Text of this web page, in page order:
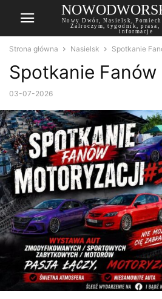
Nowy Dwór, Nasielsk,
Zalroczym, tygodnik, prasa,
informacje
Strona główna Nasielsk Spotkanie
Spotkanie
03-07-2026